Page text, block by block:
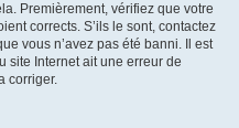
Premièrement, vérifiez que votre
corrects. S’ils le sont, contactez
vous n’avez pas été banni. Il est
site Internet ait une erreur de
corriger.